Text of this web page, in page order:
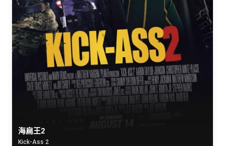
海扁王2
Kick-Ass 2